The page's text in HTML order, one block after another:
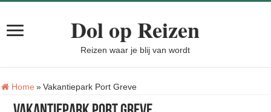
Dol op Reizen
Reizen waar je blij van wordt
Home »Tag:
Vakantiepark Port Greve